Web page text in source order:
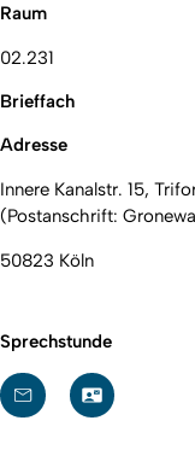
Raum
02.231
Brieffach
Adresse
Innere Kanalstr. 15,
(Postanschrift:
50823 Köln
Sprechstunde